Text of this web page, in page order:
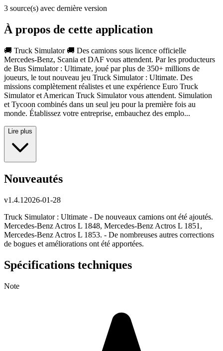
3 source(s) avec dernière version
À propos de cette application
🚚 Truck Simulator 🚚 Des camions sous licence officielle
Mercedes-Benz, Scania et DAF vous attendent. Par les producteurs
de Bus Simulator : Ultimate, joué par plus de 350+ millions de
joueurs, le tout nouveau jeu Truck Simulator : Ultimate. Des
missions complètement réalistes et une expérience Euro Truck
Simulator et American Truck Simulator vous attendent. Simulation
et Tycoon combinés dans un seul jeu pour la première fois au
monde. Établissez votre entreprise, embauchez des emplo...
Lire plus
Nouveautés
v1.4.1 2026-01-28
Truck Simulator : Ultimate - De nouveaux camions ont été ajoutés.
Mercedes-Benz Actros L 1848, Mercedes-Benz Actros L 1851,
Mercedes-Benz Actros L 1853. - De nombreuses autres corrections
de bogues et améliorations ont été apportées.
Spécifications techniques
Note